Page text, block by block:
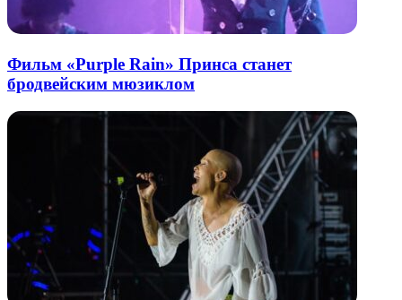
Фильм «Purple Rain» Принса станет
бродвейским мюзиклом